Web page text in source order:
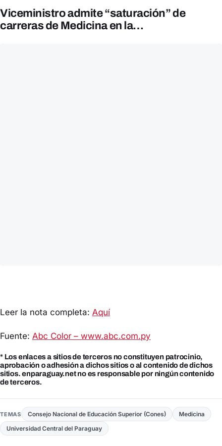
Viceministro admite “saturación” de
carreras de Medicina en la…
Leer la nota completa: Aquí
Fuente: Abc Color – www.abc.com.py
* Los enlaces a sitios de terceros no constituyen patrocinio,
aprobación o adhesión a dichos sitios o al contenido de dichos
sitios. enparaguay.net no es responsable por ningún contenido
de terceros.
TEMAS Consejo Nacional de Educación Superior (Cones)
Medicina
Universidad Central del Paraguay